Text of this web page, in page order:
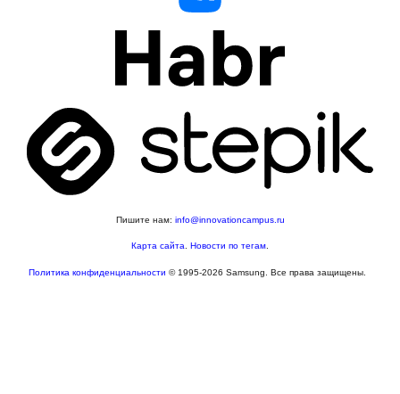
Пишите нам: info@innovationcampus.ru
Карта сайта. Новости по тегам.
Политика конфиденциальности © 1995-2026 Samsung. Все права защищены.